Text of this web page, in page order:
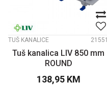
TUŠ KANALICE 21551
Tuš kanalica LIV 850 mm
ROUND
138,95 KM